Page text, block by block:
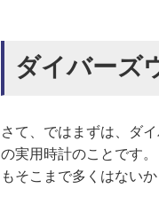
ダイバーズ
さて、ではまずは、ダ
の実用時計のことです
もそこまで多くはないか